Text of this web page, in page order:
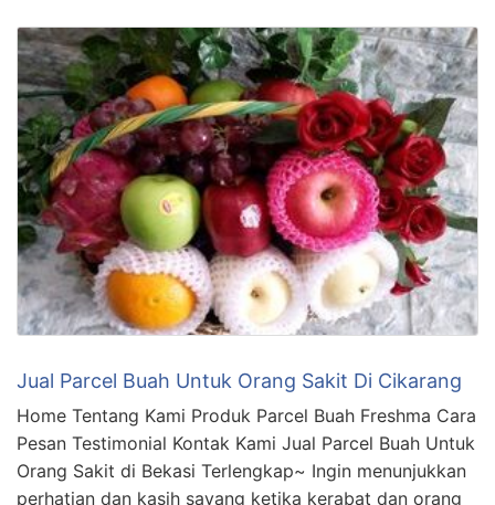
Jual Parcel Buah Untuk Orang Sakit Di Cikarang
Home Tentang Kami Produk Parcel Buah Freshma Cara
Pesan Testimonial Kontak Kami Jual Parcel Buah Untuk
Orang Sakit di Bekasi Terlengkap~ Ingin menunjukkan
perhatian dan kasih sayang ketika kerabat dan orang